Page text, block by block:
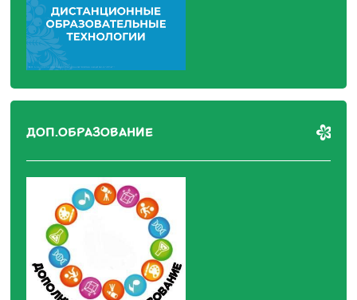
ДОП.ОБРАЗОВАНИЕ